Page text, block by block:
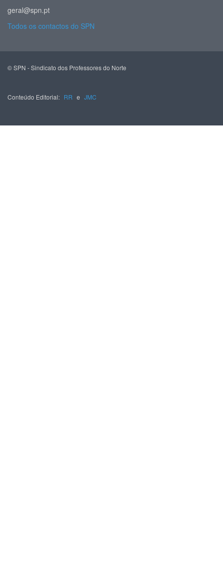
geral@spn.pt
Todos os contactos do SPN
© SPN - Sindicato dos Professores do Norte
Conteúdo Editorial: RR e JMC